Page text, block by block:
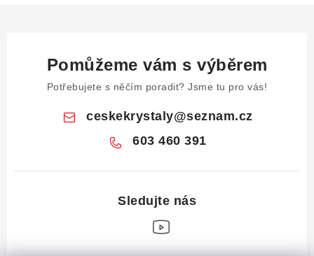
Pomůžeme vám s výběrem
Potřebujete s něčím poradit? Jsme tu pro vás!
ceskekrystaly@seznam.cz
603 460 391